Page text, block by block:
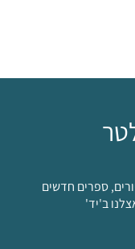
ספרים חדשים
ב'יד'